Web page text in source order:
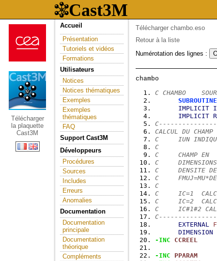
Télécharger
la plaquette
Cast3M
Accueil
Présentation
Tutoriels et vidéos
Formations
Utilisateurs
Notices
Notices thématiques
Exemples
Exemples
thématiques
FAQ
Support Cast3M
Développeurs
Procédures
Sources
Includes
Erreurs
Anomalies
Documentation
Documentation
principale
Documentation
théorique
Compléments
Télécharger chambo.eso
Retour à la liste
Numérotation des lignes :
C CHAMBO
SUBROUTINE
IMPLICIT
IMPLICIT
CALCUL DU
C     IUN
C
C     CHAMP
C
C     DENSITE
C
C
C     IC=1
C     IC=2
C     IC#1#2
EXTERNAL
DIMENSION
-INC
CCREEL
-INC
PPARAM